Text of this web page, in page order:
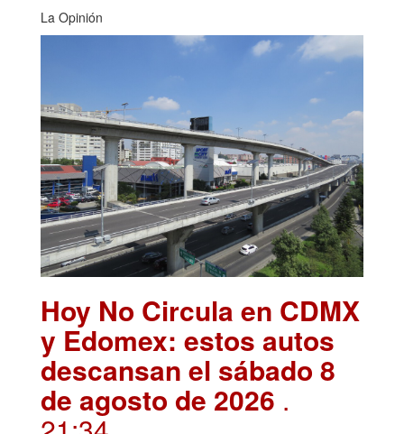
La Opinión
Hoy No Circula en CDMX
y Edomex: estos autos
descansan el sábado 8
de agosto de 2026 .